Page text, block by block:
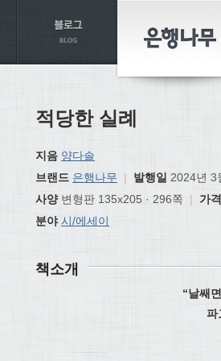
적당한 실례
지음 양다솔
브랜드 은행나무 | 발행일 2024년 3
사양변형판 135x205 · 296쪽 | 가격
분야 시/에세이
책소개
“날쌔
파